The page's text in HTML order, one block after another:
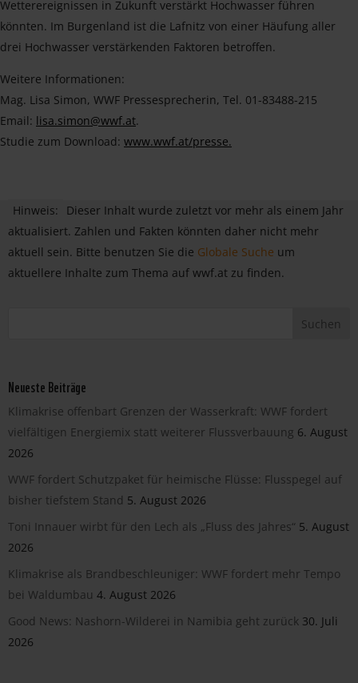
Wetterereignissen in Zukunft verstärkt Hochwasser führen
könnten. Im Burgenland ist die Lafnitz von einer Häufung aller
drei Hochwasser verstärkenden Faktoren betroffen.
Weitere Informationen:
Mag. Lisa Simon, WWF Pressesprecherin, Tel. 01-83488-215
Email: lisa.simon@wwf.at.
Studie zum Download: www.wwf.at/presse.
Hinweis:
Dieser Inhalt wurde zuletzt vor mehr als einem Jahr
aktualisiert. Zahlen und Fakten könnten daher nicht mehr
aktuell sein. Bitte benutzen Sie die Globale Suche um
aktuellere Inhalte zum Thema auf wwf.at zu finden.
Neueste Beiträge
Klimakrise offenbart Grenzen der Wasserkraft: WWF fordert
vielfältigen Energiemix statt weiterer Flussverbauung 6. August
2026
WWF fordert Schutzpaket für heimische Flüsse: Flusspegel auf
bisher tiefstem Stand 5. August 2026
Toni Innauer wirbt für den Lech als „Fluss des Jahres“ 5. August
2026
Klimakrise als Brandbeschleuniger: WWF fordert mehr Tempo
bei Waldumbau 4. August 2026
Good News: Nashorn-Wilderei in Namibia geht zurück 30. Juli
2026